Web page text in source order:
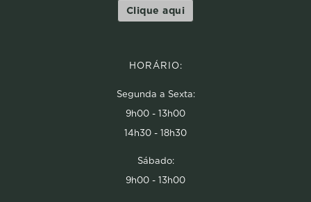
Clique aqui
HORÁRIO:
Segunda a Sexta:
9h00 - 13h00
14h30 - 18h30
Sábado:
9h00 - 13h00